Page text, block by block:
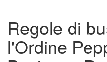
Regole di
l'Ordine